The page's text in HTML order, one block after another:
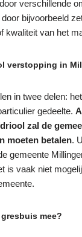
verschillende
bijvoorbeeld
kwaliteit van het
verstopping in
in twee delen:
gedeelte.
zal de
moeten betalen.
gemeente
is vaak niet
mee?